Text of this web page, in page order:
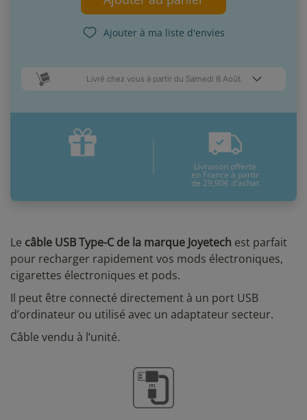
Le câble USB Type-C de la marque Joyetech est parfait
pour recharger rapidement vos mods électroniques,
cigarettes électroniques et pods.
Il peut être connecté directement à un port USB
d’ordinateur ou utilisé avec un adaptateur secteur.
Câble vendu à l’unité.
Ajouter à ma liste d'envies
Livré chez vous à partir du Samedi 8 Août.
Mardi 11 Août Samedi 8 Août
* Pour une livraison en France métropolitaine+ d'infos
Livraison offerte
en France à partir
de 29,90€ d'achat